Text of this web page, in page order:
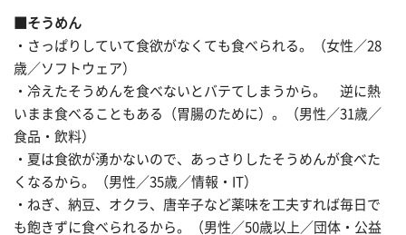
■そうめん
・さっぱりしていて食欲がなくても食べられる。（女性／28
歳／ソフトウェア）
・冷えたそうめんを食べないとバテてしまうから。 逆に熱
いまま食べることもある（胃腸のために）。（男性／31歳／
食品・飲料）
・夏は食欲が湧かないので、あっさりしたそうめんが食べた
くなるから。（男性／35歳／情報・IT）
・ねぎ、納豆、オクラ、唐辛子など薬味を工夫すれば毎日で
も飽きずに食べられるから。（男性／50歳以上／団体・公益